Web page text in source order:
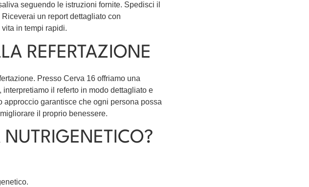
seguendo le istruzioni fornite. Spedisci il
un report dettagliato con
in tempi rapidi.
REFERTAZIONE
Presso Cerva 16 offriamo una
il referto in modo dettagliato e
garantisce che ogni persona possa
il proprio benessere.
NUTRIGENETICO?